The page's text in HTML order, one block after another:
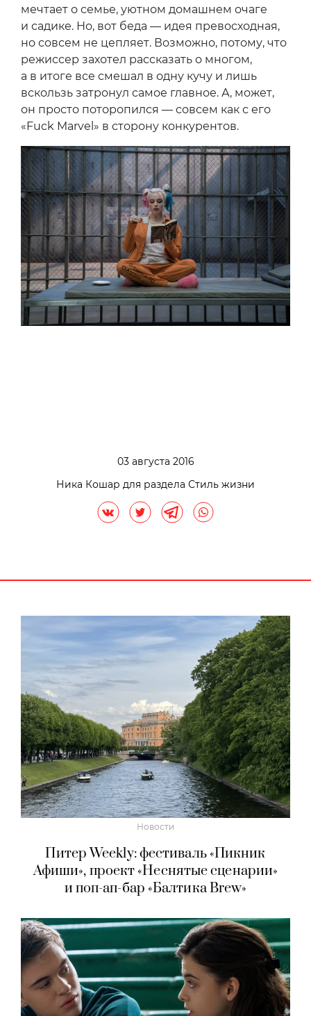
мечтает о семье, уютном домашнем очаге
и садике. Но, вот беда — идея превосходная,
но совсем не цепляет. Возможно, потому, что
режиссер захотел рассказать о многом,
а в итоге все смешал в одну кучу и лишь
вскользь затронул самое главное. А, может,
он просто поторопился — совсем как с его
«Fuck Marvel» в сторону конкурентов.
03 августа 2016
Ника Кошар для раздела Стиль жизни
Новости
Питер Weekly: фестиваль «Пикник
Афиши», проект «Неснятые сценарии»
и поп-ап-бар «Балтика Brew»